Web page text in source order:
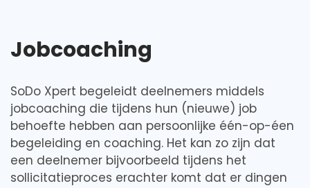
Jobcoaching
SoDo Xpert begeleidt deelnemers middels
jobcoaching die tijdens hun (nieuwe) job
behoefte hebben aan persoonlijke één-op-éen
begeleiding en coaching. Het kan zo zijn dat
een deelnemer bijvoorbeeld tijdens het
sollicitatieproces erachter komt dat er dingen